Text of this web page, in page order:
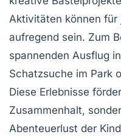
Aktivitäten können für
aufregend sein. Zum
spannenden Ausflug
Schatzsuche im Park
Diese Erlebnisse
Zusammenhalt,
Abenteuerlust der